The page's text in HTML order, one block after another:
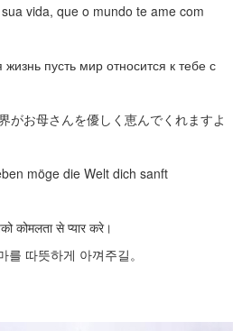
vida, que o mundo te ame com
пусть мир относится к тебе с
がお母さんを優しく恵んでくれますよ
möge die Welt dich sanft
कोमलता से प्यार करे।
를 따뜻하게 아껴주길。